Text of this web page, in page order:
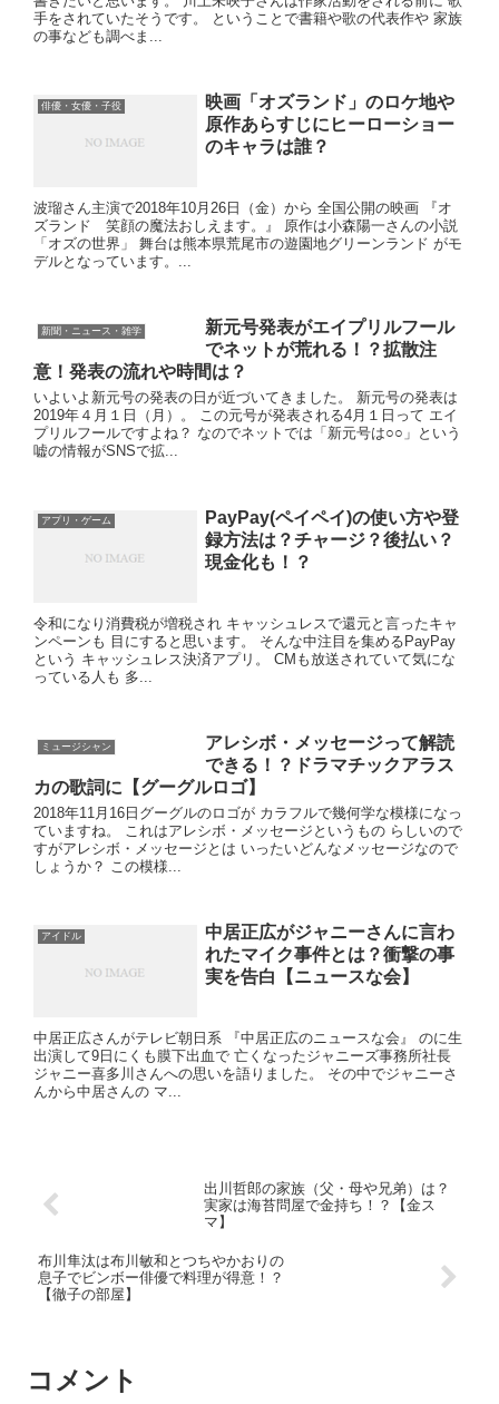
手をされていたそうです。 ということで書籍や歌の代表作や 家族
の事なども調べま...
俳優・女優・子役
映画「オズランド」のロケ地や
原作あらすじにヒーローショー
のキャラは誰？
波瑠さん主演で2018年10月26日（金）から 全国公開の映画 『オ
ズランド 笑顔の魔法おしえます。』 原作は小森陽一さんの小説
「オズの世界」 舞台は熊本県荒尾市の遊園地グリーンランド がモ
デルとなっています。...
新聞・ニュース・雑学
新元号発表がエイプリルフール
でネットが荒れる！？拡散注
意！発表の流れや時間は？
いよいよ新元号の発表の日が近づいてきました。 新元号の発表は
2019年４月１日（月）。 この元号が発表される4月１日って エイ
プリルフールですよね？ なのでネットでは「新元号は○○」という
嘘の情報がSNSで拡...
アプリ・ゲーム
PayPay(ペイペイ)の使い方や登
録方法は？チャージ？後払い？
現金化も！？
令和になり消費税が増税され キャッシュレスで還元と言ったキャ
ンペーンも 目にすると思います。 そんな中注目を集めるPayPay
という キャッシュレス決済アプリ。 CMも放送されていて気にな
っている人も 多...
ミュージシャン
アレシボ・メッセージって解読
できる！？ドラマチックアラス
カの歌詞に【グーグルロゴ】
2018年11月16日グーグルのロゴが カラフルで幾何学な模様になっ
ていますね。 これはアレシボ・メッセージというもの らしいので
すがアレシボ・メッセージとは いったいどんなメッセージなので
しょうか？ この模様...
アイドル
中居正広がジャニーさんに言わ
れたマイク事件とは？衝撃の事
実を告白【ニュースな会】
中居正広さんがテレビ朝日系 『中居正広のニュースな会』 のに生
出演して9日にくも膜下出血で 亡くなったジャニーズ事務所社長
ジャニー喜多川さんへの思いを語りました。 その中でジャニーさ
んから中居さんの マ...
出川哲郎の家族（父・母や兄弟）は？
実家は海苔問屋で金持ち！？【金ス
マ】
布川隼汰は布川敏和とつちやかおりの
息子でビンボー俳優で料理が得意！？
【徹子の部屋】
コメント